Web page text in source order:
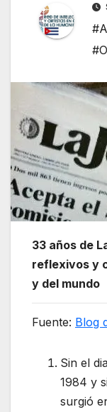
33 años de
reflexivos y
y del mundo
Fuente: Blog
Sin el
1984 y
surgió